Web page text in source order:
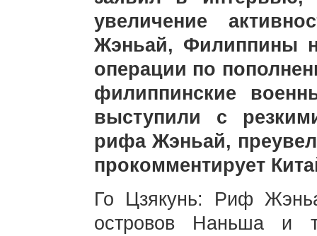
увеличение
Жэньай, Филиппины
операции по
филиппинские
выступили с
рифа Жэньай,
прокомментирует
Го Цзякунь: Риф
островов Наньша и